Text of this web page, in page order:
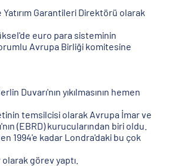
Yatırım Garantileri Direktörü olarak
euro para sisteminin
Avrupa Birliği komitesine
Duvarı'nın yıkılmasının hemen
temsilcisi olarak Avrupa İmar ve
(EBRD) kurucularından biri oldu.
1994'e kadar Londra'daki bu çok
görev yaptı.